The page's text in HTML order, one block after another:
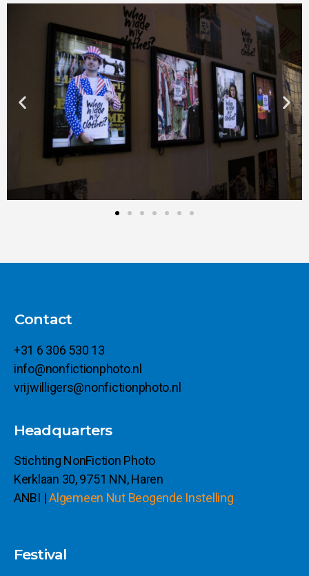
Contact
+31 6 306 530 13
info@nonfictionphoto.nl
vrijwilligers@nonfictionphoto.nl
Headquarters
Stichting NonFiction Photo
Kerklaan 30, 9751 NN, Haren
ANBI |Algemeen Nut Beogende Instelling
Festival